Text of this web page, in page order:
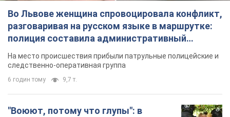
Во Львове женщина спровоцировала конфликт,
разговаривая на русском языке в маршрутке:
полиция составила административный
протокол. Видео
На место происшествия прибыли патрульные полицейские и
следственно-оперативная группа
6 годин тому 9,7 т.
"Воюют, потому что глупы": в